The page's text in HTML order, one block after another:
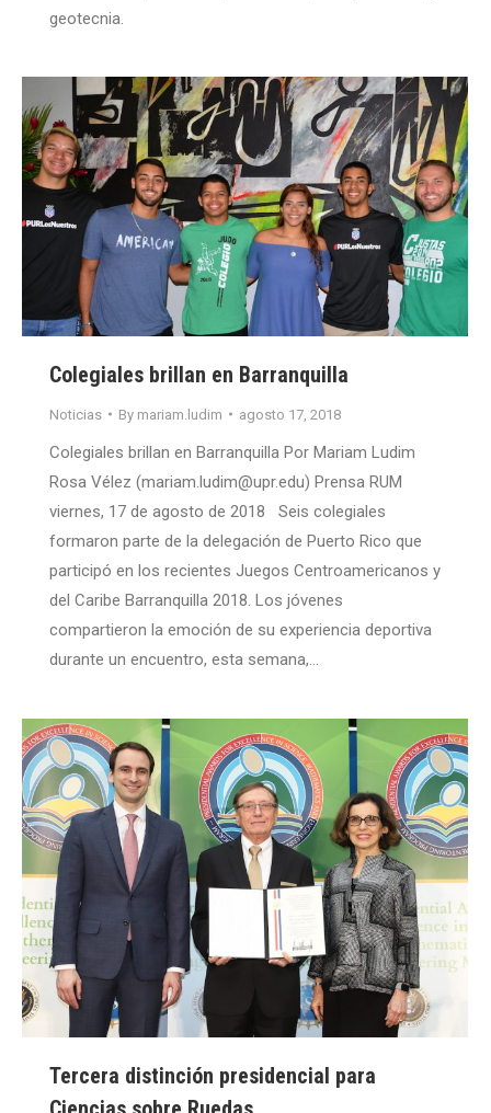
geotecnia.
Colegiales brillan en Barranquilla
Noticias By mariam.ludim agosto 17, 2018
Colegiales brillan en Barranquilla Por Mariam Ludim
Rosa Vélez (mariam.ludim@upr.edu) Prensa RUM
viernes, 17 de agosto de 2018 Seis colegiales
formaron parte de la delegación de Puerto Rico que
participó en los recientes Juegos Centroamericanos y
del Caribe Barranquilla 2018. Los jóvenes
compartieron la emoción de su experiencia deportiva
durante un encuentro, esta semana,…
Tercera distinción presidencial para